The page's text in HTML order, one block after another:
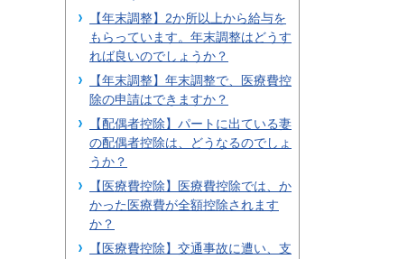
【年末調整】2か所以上から給与を
もらっています。年末調整はどうす
れば良いのでしょうか？
【年末調整】年末調整で、医療費控
除の申請はできますか？
【配偶者控除】パートに出ている妻
の配偶者控除は、どうなるのでしょ
うか？
【医療費控除】医療費控除では、か
かった医療費が全額控除されます
か？
【医療費控除】交通事故に遭い、支